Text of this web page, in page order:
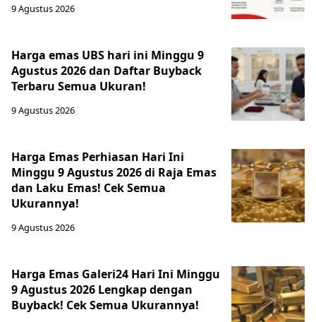
9 Agustus 2026
Harga emas UBS hari ini Minggu 9
Agustus 2026 dan Daftar Buyback
Terbaru Semua Ukuran!
9 Agustus 2026
Harga Emas Perhiasan Hari Ini
Minggu 9 Agustus 2026 di Raja Emas
dan Laku Emas! Cek Semua
Ukurannya!
9 Agustus 2026
Harga Emas Galeri24 Hari Ini Minggu
9 Agustus 2026 Lengkap dengan
Buyback! Cek Semua Ukurannya!